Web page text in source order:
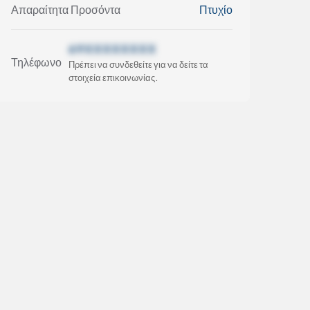
Απαραίτητα Προσόντα Πτυχίο
Τηλέφωνο
69XXXXXXXX
Πρέπει να συνδεθείτε για να δείτε τα
στοιχεία επικοινωνίας.